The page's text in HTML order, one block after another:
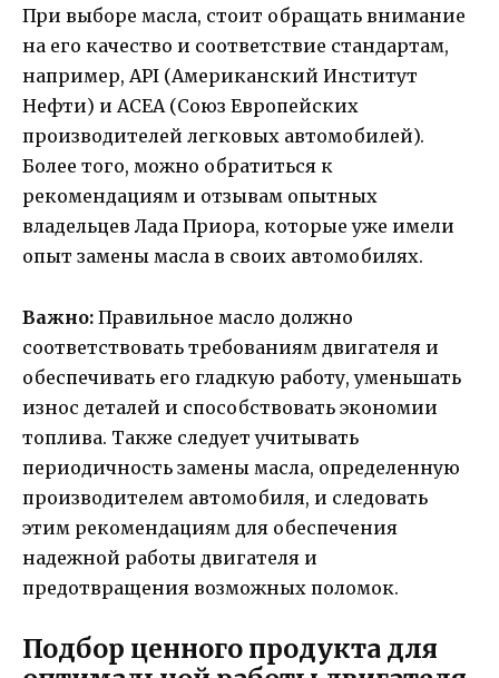
При выборе масла, стоит обращать внимание
на его качество и соответствие стандартам,
например, API (Американский Институт
Нефти) и ACEA (Союз Европейских
производителей легковых автомобилей).
Более того, можно обратиться к
рекомендациям и отзывам опытных
владельцев Лада Приора, которые уже имели
опыт замены масла в своих автомобилях.
Важно: Правильное масло должно
соответствовать требованиям двигателя и
обеспечивать его гладкую работу, уменьшать
износ деталей и способствовать экономии
топлива. Также следует учитывать
периодичность замены масла, определенную
производителем автомобиля, и следовать
этим рекомендациям для обеспечения
надежной работы двигателя и
предотвращения возможных поломок.
Подбор ценного продукта для